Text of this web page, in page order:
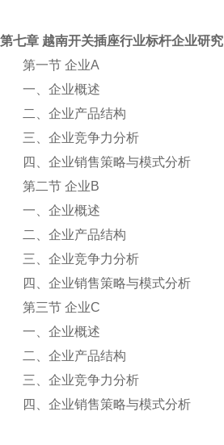
第七章 越南开关插座行业标杆企业研究
第一节 企业A
一、企业概述
二、企业产品结构
三、企业竞争力分析
四、企业销售策略与模式分析
第二节 企业B
一、企业概述
二、企业产品结构
三、企业竞争力分析
四、企业销售策略与模式分析
第三节 企业C
一、企业概述
二、企业产品结构
三、企业竞争力分析
四、企业销售策略与模式分析